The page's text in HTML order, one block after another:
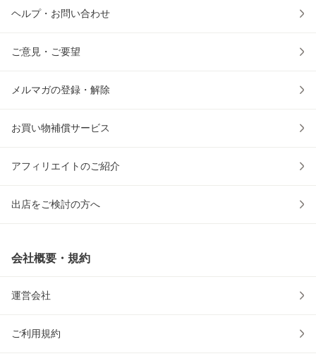
ヘルプ・お問い合わせ
ご意見・ご要望
メルマガの登録・解除
お買い物補償サービス
アフィリエイトのご紹介
出店をご検討の方へ
会社概要・規約
運営会社
ご利用規約